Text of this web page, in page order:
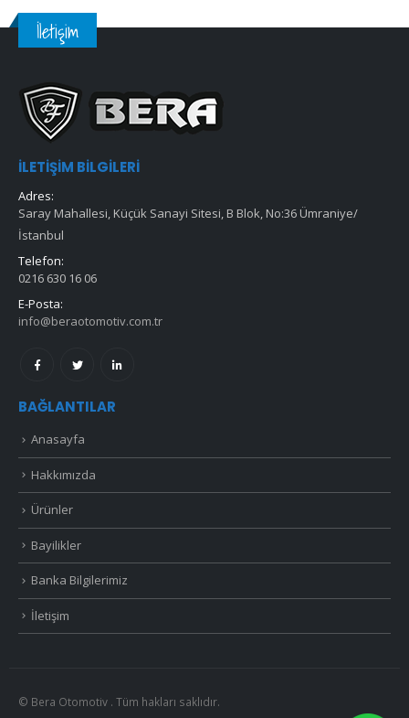
İletişim
İLETIŞIM BILGILERI
Adres:
Saray Mahallesi, Küçük Sanayi Sitesi, B Blok, No:36 Ümraniye/
İstanbul
Telefon:
0216 630 16 06
E-Posta:
info@beraotomotiv.com.tr
BAĞLANTILAR
Anasayfa
Hakkımızda
Ürünler
Bayilikler
Banka Bilgilerimiz
İletişim
© Bera Otomotiv . Tüm hakları saklıdır.